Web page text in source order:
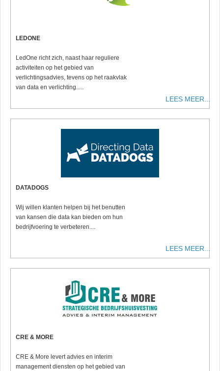
LEDONE
LedOne richt zich, naast haar reguliere
activiteiten op het gebied van
verlichtingsadvies, tevens op het raakvlak
van data en verlichting.....
LEES MEER...
DATADOGS
Wij willen klanten helpen bij het benutten
van kansen die data kan bieden om hun
bedrijfvoering te verbeteren....
LEES MEER...
CRE & MORE
CRE & More levert advies en interim
management diensten op het gebied van